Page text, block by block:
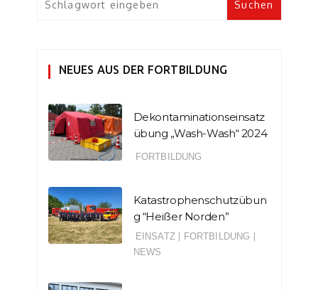
NEUES AUS DER FORTBILDUNG
Dekontaminationseinsatz
übung „Wash-Wash“ 2024
FORTBILDUNG
Katastrophenschutzübun
g “Heißer Norden”
EINSATZ FORTBILDUNG
NEWS